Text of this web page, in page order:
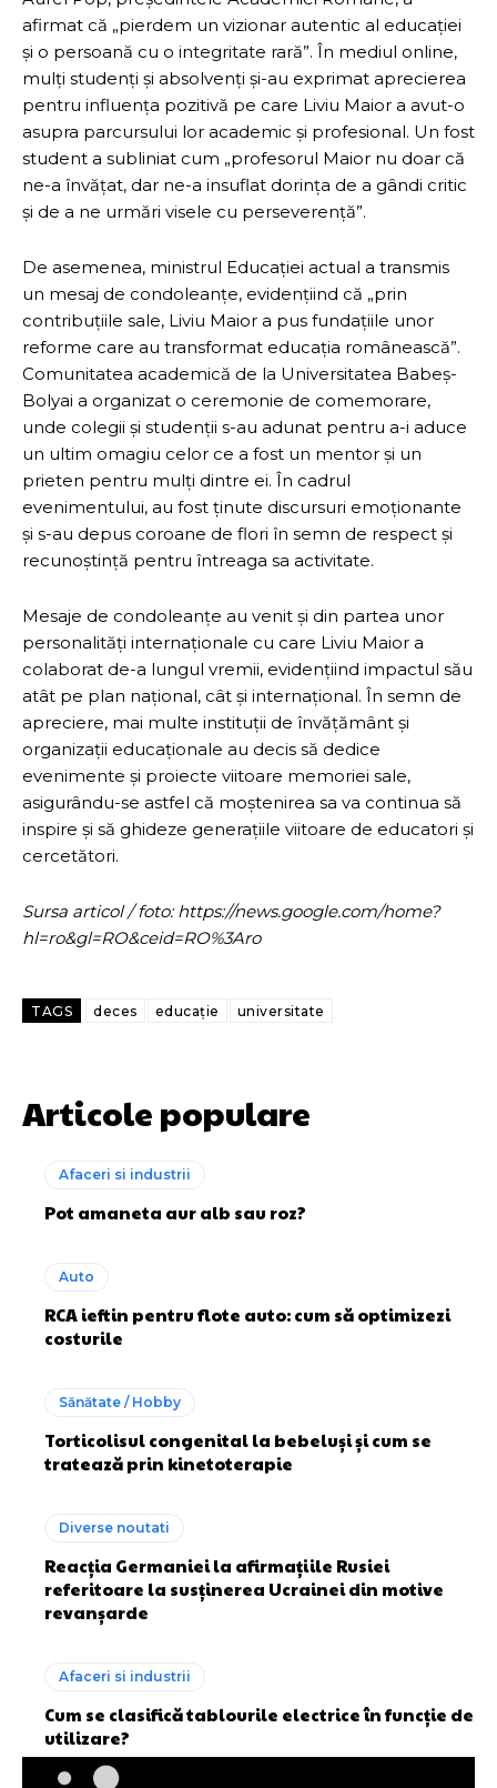
afirmat că „pierdem un vizionar autentic al educației
și o persoană cu o integritate rară”. În mediul online,
mulți studenți și absolvenți și-au exprimat aprecierea
pentru influența pozitivă pe care Liviu Maior a avut-o
asupra parcursului lor academic și profesional. Un fost
student a subliniat cum „profesorul Maior nu doar că
ne-a învățat, dar ne-a insuflat dorința de a gândi critic
și de a ne urmări visele cu perseverență”.
De asemenea, ministrul Educației actual a transmis
un mesaj de condoleanțe, evidențiind că „prin
contribuțiile sale, Liviu Maior a pus fundațiile unor
reforme care au transformat educația românească”.
Comunitatea academică de la Universitatea Babeș-
Bolyai a organizat o ceremonie de comemorare,
unde colegii și studenții s-au adunat pentru a-i aduce
un ultim omagiu celor ce a fost un mentor și un
prieten pentru mulți dintre ei. În cadrul
evenimentului, au fost ținute discursuri emoționante
și s-au depus coroane de flori în semn de respect și
recunoștință pentru întreaga sa activitate.
Mesaje de condoleanțe au venit și din partea unor
personalități internaționale cu care Liviu Maior a
colaborat de-a lungul vremii, evidențiind impactul său
atât pe plan național, cât și internațional. În semn de
apreciere, mai multe instituții de învățământ și
organizații educaționale au decis să dedice
evenimente și proiecte viitoare memoriei sale,
asigurându-se astfel că moștenirea sa va continua să
inspire și să ghideze generațiile viitoare de educatori și
cercetători.
Sursa articol / foto: https://news.google.com/home?
hl=ro&gl=RO&ceid=RO%3Aro
TAGS deces educație universitate
Articole populare
Afaceri si industrii
Pot amaneta aur alb sau roz?
Auto
RCA ieftin pentru flote auto: cum să optimizezi
costurile
Sănătate / Hobby
Torticolisul congenital la bebeluși și cum se
tratează prin kinetoterapie
Diverse noutati
Reacția Germaniei la afirmațiile Rusiei
referitoare la susținerea Ucrainei din motive
revanșarde
Afaceri si industrii
Cum se clasifică tablourile electrice în funcție de
utilizare?